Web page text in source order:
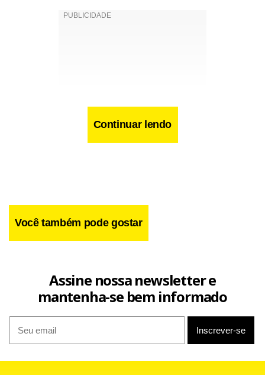
Bicampeão paulista e brasileiro com a camisa palmeirense,
oportunidades.
Atualmente, Edmundo é o artilheiro do Verdão no
Campeonato Paulista, com nove gols marcados em dez
jogos disputados pelo Estadual.
Continuar lendo
Você também pode gostar
Assine nossa newsletter e
mantenha-se bem informado